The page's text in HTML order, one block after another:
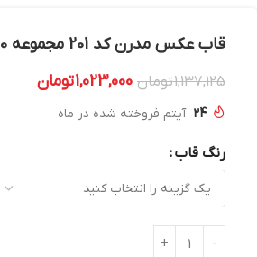
قاب عکس مدرن کد 201 مجموعه 10 عددی
1,137,125تومان 1,023,000تومان
24 آیتم فروخته شده در ماه
رنگ قاب